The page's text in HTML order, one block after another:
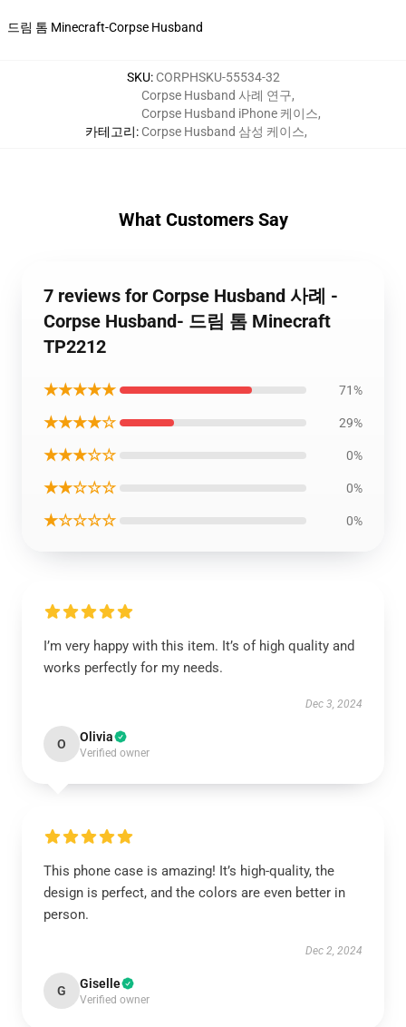
드림 톰 Minecraft-Corpse Husband
SKU: CORPHSKU-55534-32
카테고리:
Corpse Husband 사례 연구,
Corpse Husband iPhone 케이스,
Corpse Husband 삼성 케이스,
What Customers Say
7 reviews for Corpse Husband 사례 -
Corpse Husband- 드림 톰 Minecraft
TP2212
★★★★★ 71%
★★★★☆ 29%
★★★☆☆ 0%
★★☆☆☆ 0%
★☆☆☆☆ 0%
I’m very happy with this item. It’s of high quality and
works perfectly for my needs.
Dec 3, 2024
O Olivia
Verified owner
This phone case is amazing! It’s high-quality, the
design is perfect, and the colors are even better in
person.
Dec 2, 2024
G Giselle
Verified owner